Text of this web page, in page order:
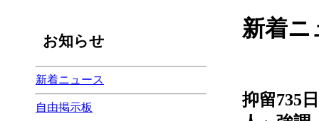
お知らせ
新着ニュース
自由掲示板
新着ニ
抑留735